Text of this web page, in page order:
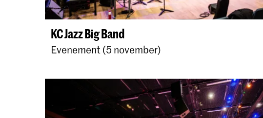
KC Jazz Big Band
Evenement (5 november)